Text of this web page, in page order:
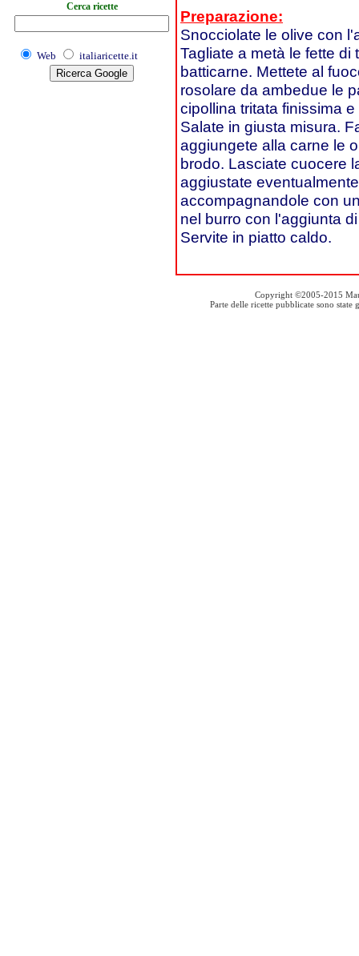
Cerca ricette
Web italiaricette.it
Preparazione:
Snocciolate le olive con
Tagliate a metà le fette
batticarne. Mettete al
rosolare da ambedue le
cipollina tritata finissima
Salate in giusta misura.
aggiungete alla carne le
brodo. Lasciate cuocere
aggiustate
accompagnandole con
nel burro con l'aggiunta
Servite in piatto caldo.
Copyright ©2005-2015
Parte delle ricette pubblicate sono state